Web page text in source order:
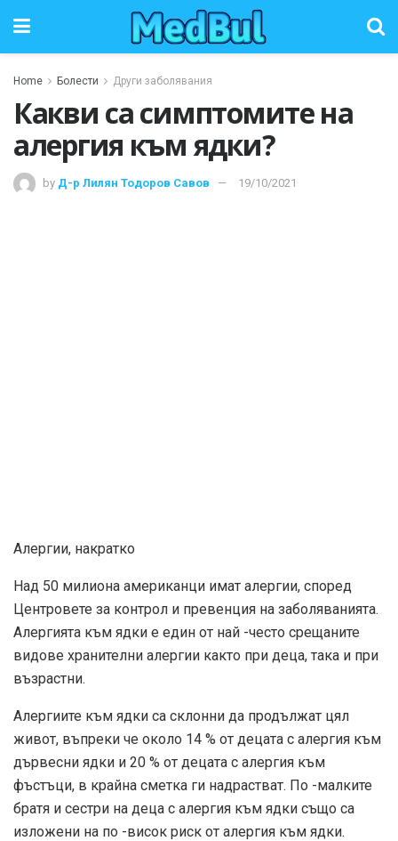
Home Болести Други заболявания
Какви са симптомите на
алергия към ядки?
by Д-р Лилян Тодоров Савов 19/10/2021
Алергии, накратко
Над 50 милиона американци имат алергии, според
Центровете за контрол и превенция на заболяванията.
Алергията към ядки е един от най -често срещаните
видове хранителни алергии както при деца, така и при
възрастни.
Алергиите към ядки са склонни да продължат цял ​​
живот, въпреки че около 14 % от децата с алергия към
дървесни ядки и 20 % от децата с алергия към
фъстъци, в крайна сметка ги надрастват. По -малките
братя и сестри на деца с алергия към ядки също са
изложени на по -висок риск от алергия към ядки.